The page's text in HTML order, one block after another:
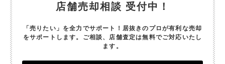
店舗売却相談 受付中！
「売りたい」を全力でサポート！居抜きのプロが有利な売却
をサポートします。 ご相談、店舗査定は無料でご対応いたし
ます。